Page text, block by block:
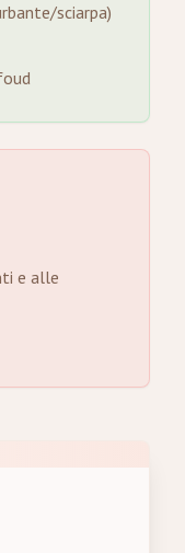
sciarpa)
e alle